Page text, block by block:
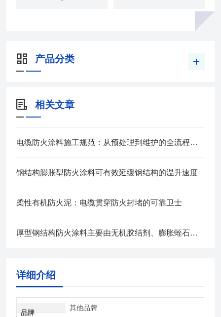
产品分类
相关文章
电缆防火涂料施工规范：从预处理到维护的全流程管控
钢结构膨胀型防火涂料可有效延缓钢结构的温升速度
柔性有机防火泥：电缆贯穿防火封堵的可靠卫士
厚型钢结构防火涂料主要由无机胶结剂、膨胀蛭石等组成
详细介绍
品牌
其他品牌